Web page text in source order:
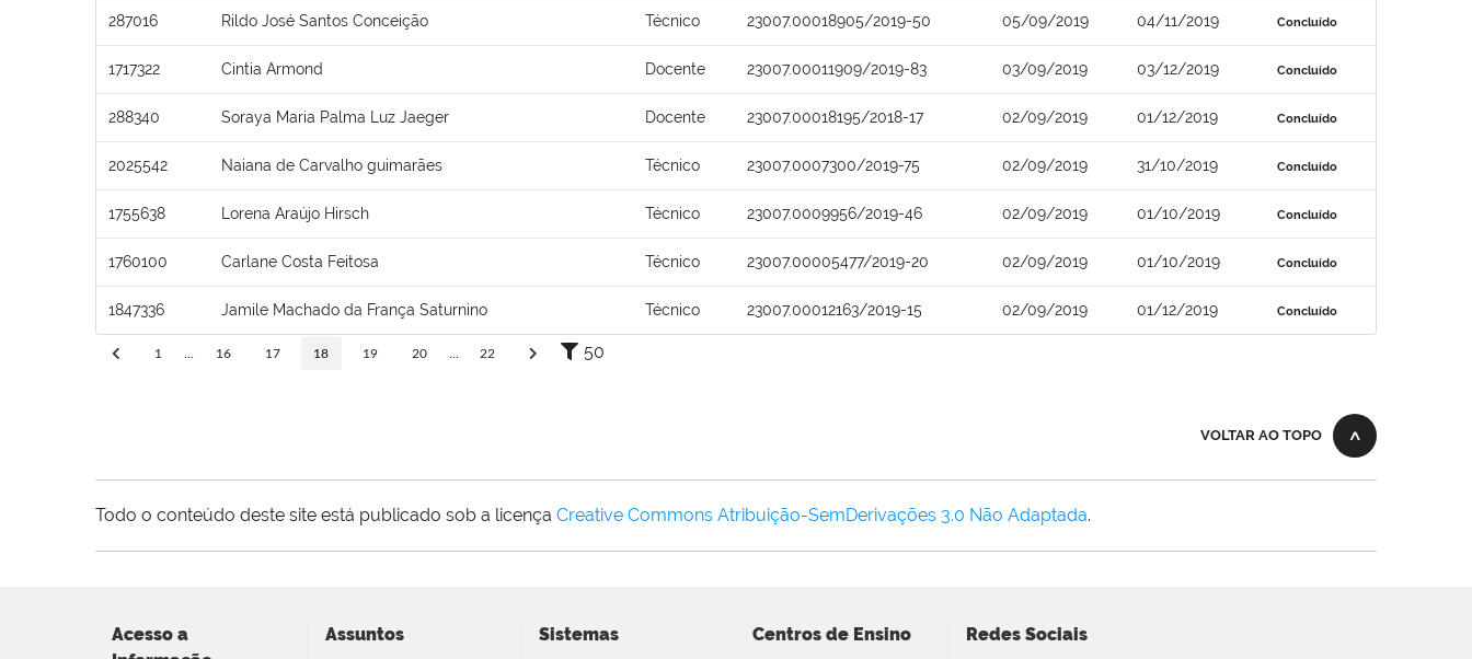
287016 Rildo José Santos Conceição Técnico 23007.00018905/2019-50 05/09/2019 04/11/2019 Concluído
1717322 Cintia Armond Docente 23007.00011909/2019-83 03/09/2019 03/12/2019 Concluído
288340 Soraya Maria Palma Luz Jaeger Docente 23007.00018195/2018-17 02/09/2019 01/12/2019 Concluído
2025542 Naiana de Carvalho guimarães Técnico 23007.0007300/2019-75 02/09/2019 31/10/2019 Concluído
1755638 Lorena Araújo Hirsch Técnico 23007.0009956/2019-46 02/09/2019 01/10/2019 Concluído
1760100 Carlane Costa Feitosa Técnico 23007.00005477/2019-20 02/09/2019 01/10/2019 Concluído
1847336 Jamile Machado da França Saturnino Técnico 23007.00012163/2019-15 02/09/2019 01/12/2019 Concluído
1 16 17 18 19 20 22 50
VOLTAR AO TOPO
Todo o conteúdo deste site está publicado sob a licença Creative Commons Atribuição-SemDerivações 3.0 Não Adaptada.
Acesso a
Assuntos Sistemas Centros de Ensino Redes Sociais